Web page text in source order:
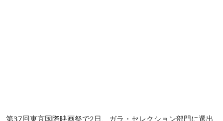
第37回東京国際映画祭で2日、ガラ・セレクション部門に選出